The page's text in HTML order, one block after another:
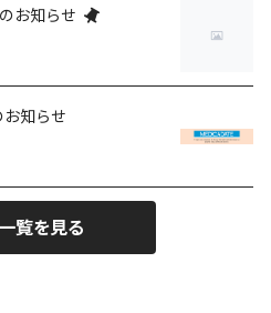
お知らせ
お知らせ
覧を見る